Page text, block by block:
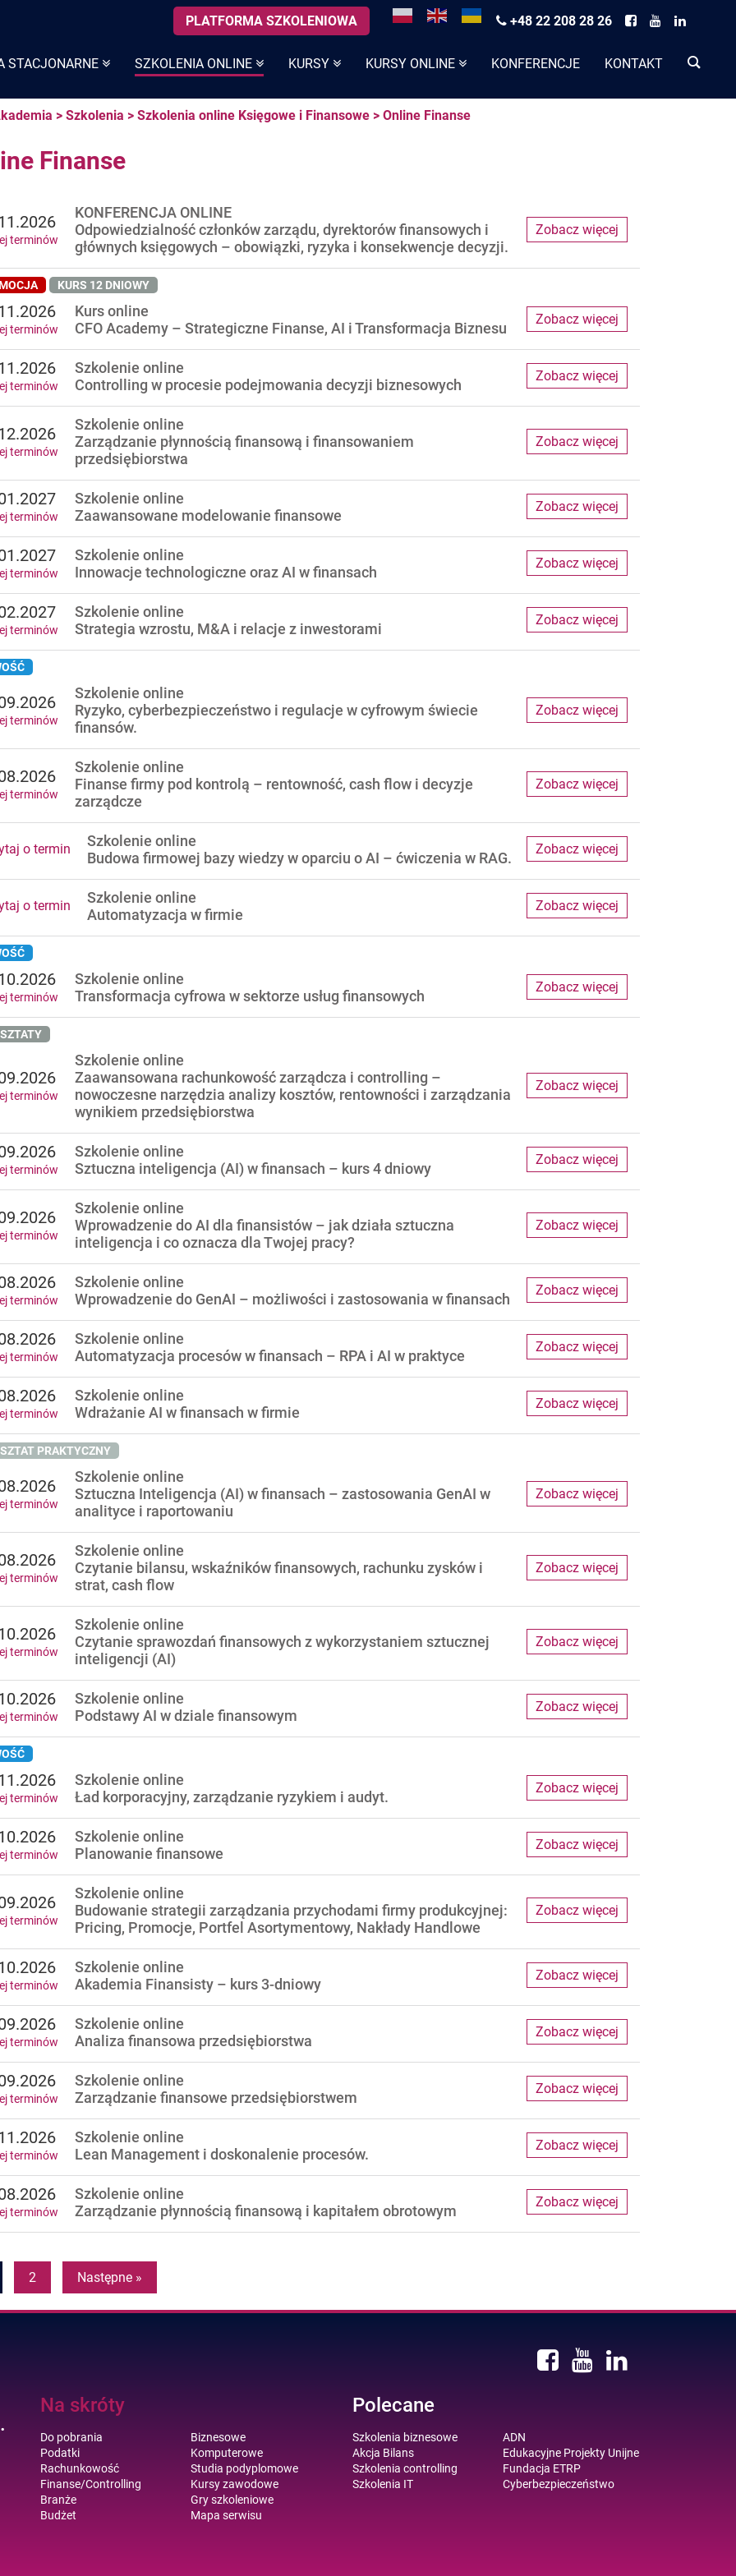
STACJONARNE SZKOLENIA ONLINE KURSY KURSY ONLINE KONFERENCJE KONTAKT
PLATFORMA SZKOLENIOWA +48 22 208 28 26
> Szkolenia > Szkolenia online Księgowe i Finansowe > Online Finanse
Finanse
Zobacz więcej
KONFERENCJA ONLINE
Odpowiedzialność członków zarządu, dyrektorów finansowych i
głównych księgowych – obowiązki, ryzyka i konsekwencje decyzji.
terminów
KURS 12 DNIOWY
Zobacz więcej
Kurs online
CFO Academy – Strategiczne Finanse, AI i Transformacja Biznesu
terminów
Zobacz więcej
Szkolenie online
Controlling w procesie podejmowania decyzji biznesowych
terminów
Zobacz więcej
Szkolenie online
Zarządzanie płynnością finansową i finansowaniem
przedsiębiorstwa
terminów
Zobacz więcej
Szkolenie online
Zaawansowane modelowanie finansowe
terminów
Zobacz więcej
Szkolenie online
Innowacje technologiczne oraz AI w finansach
terminów
Zobacz więcej
Szkolenie online
Strategia wzrostu, M&A i relacje z inwestorami
terminów
Zobacz więcej
Szkolenie online
Ryzyko, cyberbezpieczeństwo i regulacje w cyfrowym świecie
finansów.
terminów
Zobacz więcej
Szkolenie online
Finanse firmy pod kontrolą – rentowność, cash flow i decyzje
zarządcze
terminów
Zobacz więcej
Szkolenie online
Budowa firmowej bazy wiedzy w oparciu o AI – ćwiczenia w RAG.
o termin
Zobacz więcej
Szkolenie online
Automatyzacja w firmie
o termin
Zobacz więcej
Szkolenie online
Transformacja cyfrowa w sektorze usług finansowych
terminów
Zobacz więcej
Szkolenie online
Zaawansowana rachunkowość zarządcza i controlling –
nowoczesne narzędzia analizy kosztów, rentowności i zarządzania
wynikiem przedsiębiorstwa
terminów
Zobacz więcej
Szkolenie online
Sztuczna inteligencja (AI) w finansach – kurs 4 dniowy
terminów
Zobacz więcej
Szkolenie online
Wprowadzenie do AI dla finansistów – jak działa sztuczna
inteligencja i co oznacza dla Twojej pracy?
terminów
Zobacz więcej
Szkolenie online
Wprowadzenie do GenAI – możliwości i zastosowania w finansach
terminów
Zobacz więcej
Szkolenie online
Automatyzacja procesów w finansach – RPA i AI w praktyce
terminów
Zobacz więcej
Szkolenie online
Wdrażanie AI w finansach w firmie
terminów
PRAKTYCZNY
Zobacz więcej
Szkolenie online
Sztuczna Inteligencja (AI) w finansach – zastosowania GenAI w
analityce i raportowaniu
terminów
Zobacz więcej
Szkolenie online
Czytanie bilansu, wskaźników finansowych, rachunku zysków i
strat, cash flow
terminów
Zobacz więcej
Szkolenie online
Czytanie sprawozdań finansowych z wykorzystaniem sztucznej
inteligencji (AI)
terminów
Zobacz więcej
Szkolenie online
Podstawy AI w dziale finansowym
terminów
Zobacz więcej
Szkolenie online
Ład korporacyjny, zarządzanie ryzykiem i audyt.
terminów
Zobacz więcej
Szkolenie online
Planowanie finansowe
terminów
Zobacz więcej
Szkolenie online
Budowanie strategii zarządzania przychodami firmy produkcyjnej:
Pricing, Promocje, Portfel Asortymentowy, Nakłady Handlowe
terminów
Zobacz więcej
Szkolenie online
Akademia Finansisty – kurs 3-dniowy
terminów
Zobacz więcej
Szkolenie online
Analiza finansowa przedsiębiorstwa
terminów
Zobacz więcej
Szkolenie online
Zarządzanie finansowe przedsiębiorstwem
terminów
Zobacz więcej
Szkolenie online
Lean Management i doskonalenie procesów.
terminów
Zobacz więcej
Szkolenie online
Zarządzanie płynnością finansową i kapitałem obrotowym
terminów
2 Następne »
Na skróty
Do pobrania
Podatki
Rachunkowość
Finanse/Controlling
Branże
Budżet
Biznesowe
Komputerowe
Studia podyplomowe
Kursy zawodowe
Gry szkoleniowe
Mapa serwisu
Polecane
Szkolenia biznesowe
Akcja Bilans
Szkolenia controlling
Szkolenia IT
ADN
Edukacyjne Projekty Unijne
Fundacja ETRP
Cyberbezpieczeństwo